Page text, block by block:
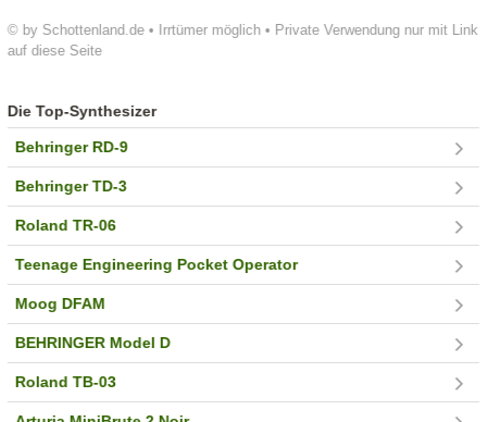
© by Schottenland.de • Irrtümer möglich • Private Verwendung nur mit Link
auf diese Seite
Die Top-Synthesizer
Behringer RD-9
Behringer TD-3
Roland TR-06
Teenage Engineering Pocket Operator
Moog DFAM
BEHRINGER Model D
Roland TB-03